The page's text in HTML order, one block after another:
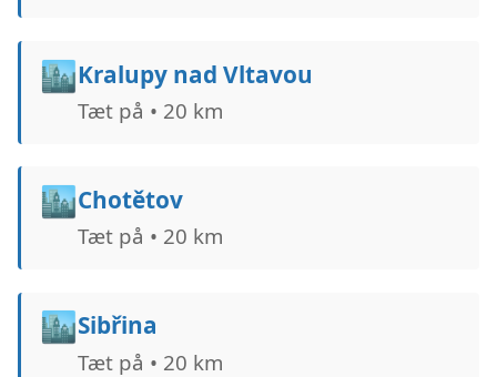
🏙️Kralupy nad Vltavou
Tæt på • 20 km
🏙️Chotětov
Tæt på • 20 km
🏙️Sibřina
Tæt på • 20 km